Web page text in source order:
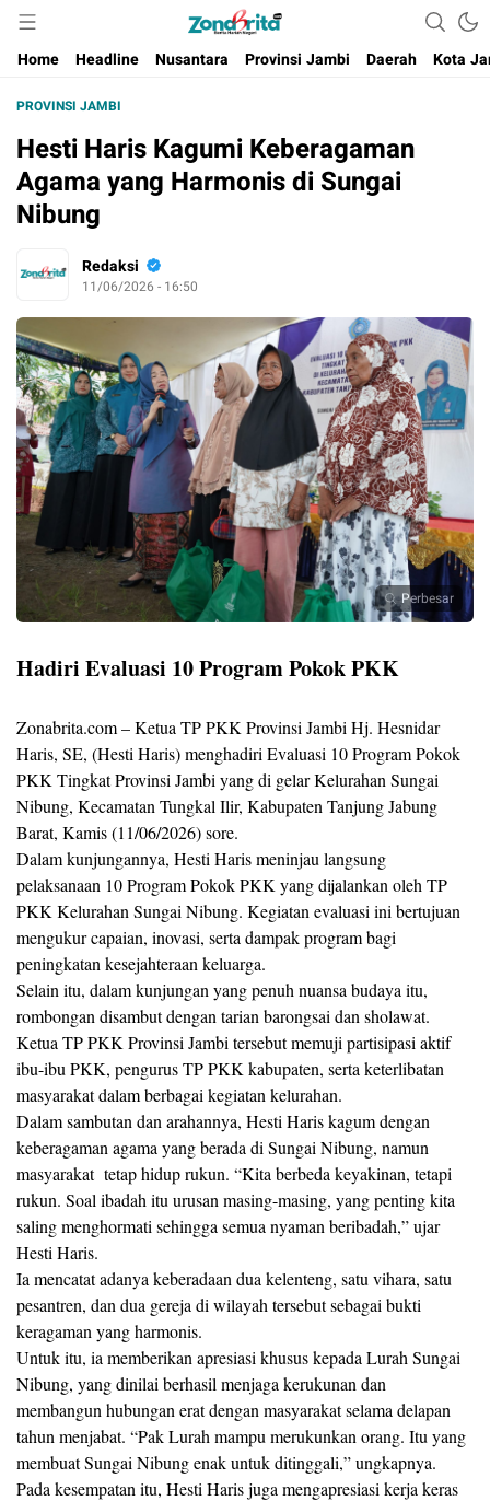
Berita Harian Negeri
Home
Headline Nusantara Provinsi Jambi Daerah Kota
PROVINSI JAMBI
Hesti Haris Kagumi Keberagaman
Agama yang Harmonis di Sungai
Nibung
Redaksi
11/06/2026 - 16:50
Perbesar
Hadiri Evaluasi 10 Program Pokok PKK
Zonabrita.com – Ketua TP PKK Provinsi Jambi Hj. Hesnidar
Haris, SE, (Hesti Haris) menghadiri Evaluasi 10 Program Pokok
PKK Tingkat Provinsi Jambi yang di gelar Kelurahan Sungai
Nibung, Kecamatan Tungkal Ilir, Kabupaten Tanjung Jabung
Barat, Kamis (11/06/2026) sore.
Dalam kunjungannya, Hesti Haris meninjau langsung
pelaksanaan 10 Program Pokok PKK yang dijalankan oleh TP
PKK Kelurahan Sungai Nibung. Kegiatan evaluasi ini bertujuan
mengukur capaian, inovasi, serta dampak program bagi
peningkatan kesejahteraan keluarga.
Selain itu, dalam kunjungan yang penuh nuansa budaya itu,
rombongan disambut dengan tarian barongsai dan sholawat.
Ketua TP PKK Provinsi Jambi tersebut memuji partisipasi aktif
ibu-ibu PKK, pengurus TP PKK kabupaten, serta keterlibatan
masyarakat dalam berbagai kegiatan kelurahan.
Dalam sambutan dan arahannya, Hesti Haris kagum dengan
keberagaman agama yang berada di Sungai Nibung, namun
masyarakat tetap hidup rukun. “Kita berbeda keyakinan, tetapi
rukun. Soal ibadah itu urusan masing-masing, yang penting kita
saling menghormati sehingga semua nyaman beribadah,” ujar
Hesti Haris.
Ia mencatat adanya keberadaan dua kelenteng, satu vihara, satu
pesantren, dan dua gereja di wilayah tersebut sebagai bukti
keragaman yang harmonis.
Untuk itu, ia memberikan apresiasi khusus kepada Lurah Sungai
Nibung, yang dinilai berhasil menjaga kerukunan dan
membangun hubungan erat dengan masyarakat selama delapan
tahun menjabat. “Pak Lurah mampu merukunkan orang. Itu yang
membuat Sungai Nibung enak untuk ditinggali,” ungkapnya.
Pada kesempatan itu, Hesti Haris juga mengapresiasi kerja keras